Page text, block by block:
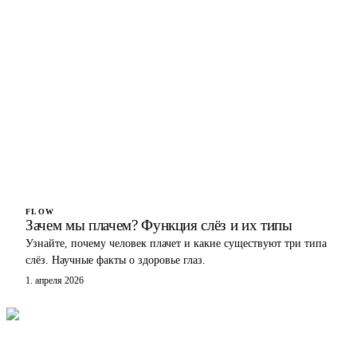
FLOW
Зачем мы плачем? Функция слёз и их типы
Узнайте, почему человек плачет и какие существуют три типа
слёз. Научные факты о здоровье глаз.
1. апреля 2026